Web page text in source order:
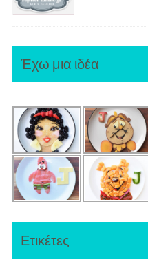
Έχω μια ιδέα
Ετικέτες